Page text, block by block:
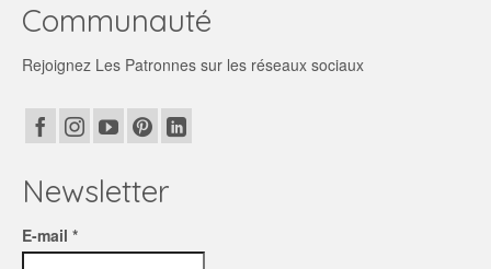
Communauté
Rejoignez Les Patronnes sur les réseaux sociaux
Newsletter
E-mail *